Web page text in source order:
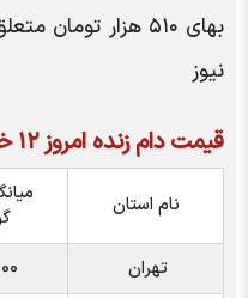
بهای ۵۱۰ هزار
نیوز
قیمت دام زنده امروز ۱۲ خرداد ۱۴۰۵
نام استان
تهران